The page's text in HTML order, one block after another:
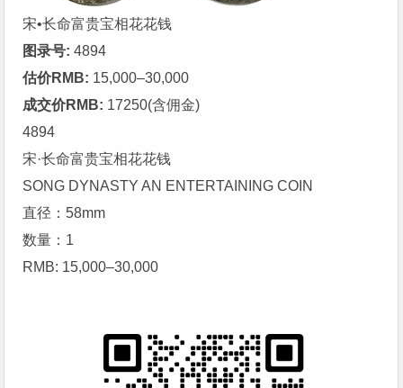
宋•长命富贵宝相花花钱
图录号: 4894
估价RMB: 15,000–30,000
成交价RMB: 17250(含佣金)
4894
宋·长命富贵宝相花花钱
SONG DYNASTY AN ENTERTAINING COIN
直径：58mm
数量：1
RMB: 15,000–30,000